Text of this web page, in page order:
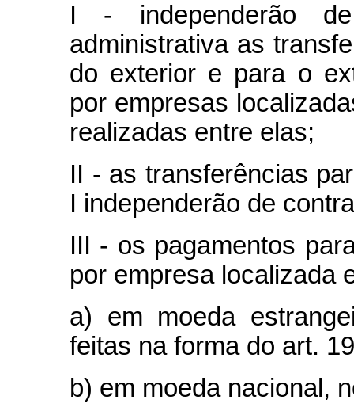
I - independerão
administrativa as
do exterior e para o
por empresas
realizadas entre elas;
II - as transferências
I independerão de
III - os pagamentos
por empresa localizada
a) em moeda
feitas na forma do art.
b) em moeda nacional,